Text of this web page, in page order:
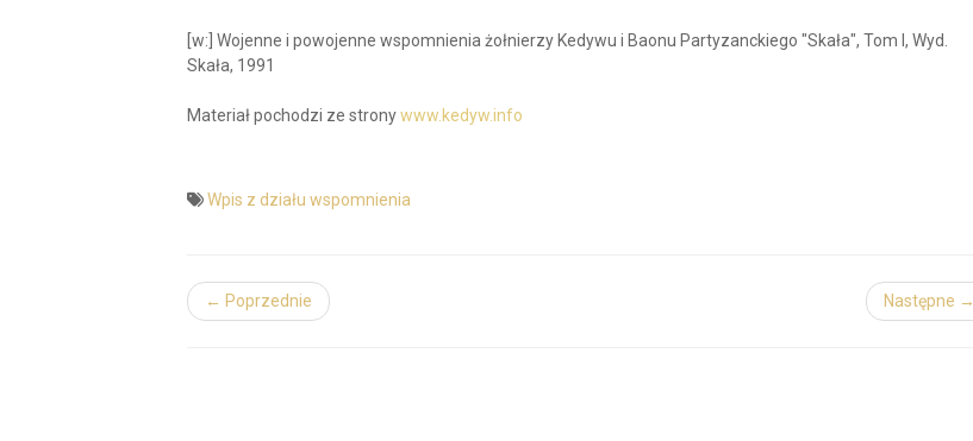
[w:] Wojenne i powojenne wspomnienia żołnierzy Kedywu i Baonu Partyzanckiego "Skała", Tom I, Wyd.
Skała, 1991
Materiał pochodzi ze stronywww.kedyw.info
Wpis z działu wspomnienia
← Poprzednie Następne →